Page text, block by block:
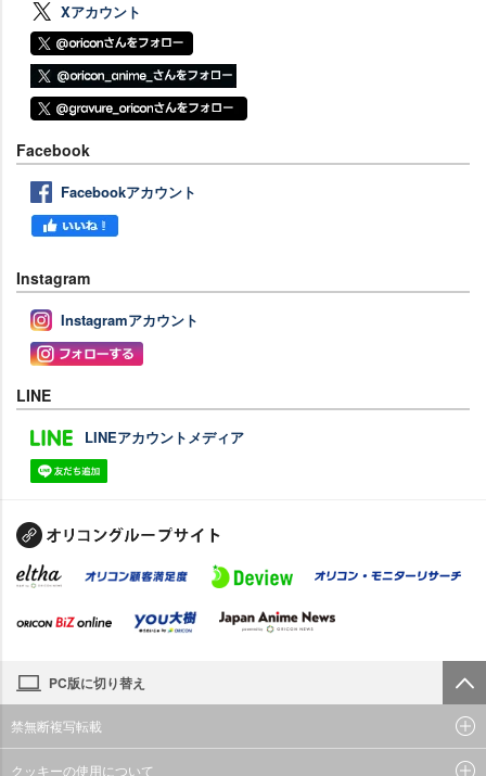
Xアカウント
Facebook
Facebookアカウント
Instagram
Instagramアカウント
LINE
LINEアカウントメディア
PC版に切り替え
禁無断複写転載
クッキーの使用について